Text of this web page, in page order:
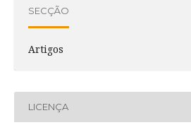
SECÇÃO
Artigos
LICENÇA